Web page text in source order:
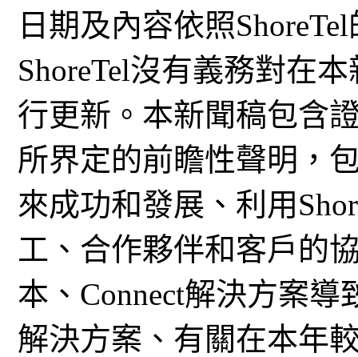
日期及內容依照
ShoreTel沒有義務對在
行更新。本新聞稿包含
所界定的前瞻性聲明，
來成功和發展、利用
工、合作夥伴和客戶的
本、Connect解決方案
解決方案、有關在本年